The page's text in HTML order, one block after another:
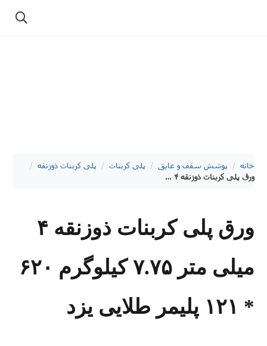
خانه / پوشش سقف و عایق / پلی کربنات / پلی کربنات ذوزنقه /
ورق پلی کربنات ذوزنقه ۴ میلی متر ۷.۷۵ کیلوگرم ۶۲۰ * ۱۲۱ پلیمر طلایی یزد
ورق پلی کربنات ذوزنقه ۴
میلی متر ۷.۷۵ کیلوگرم ۶۲۰
* ۱۲۱ پلیمر طلایی یزد